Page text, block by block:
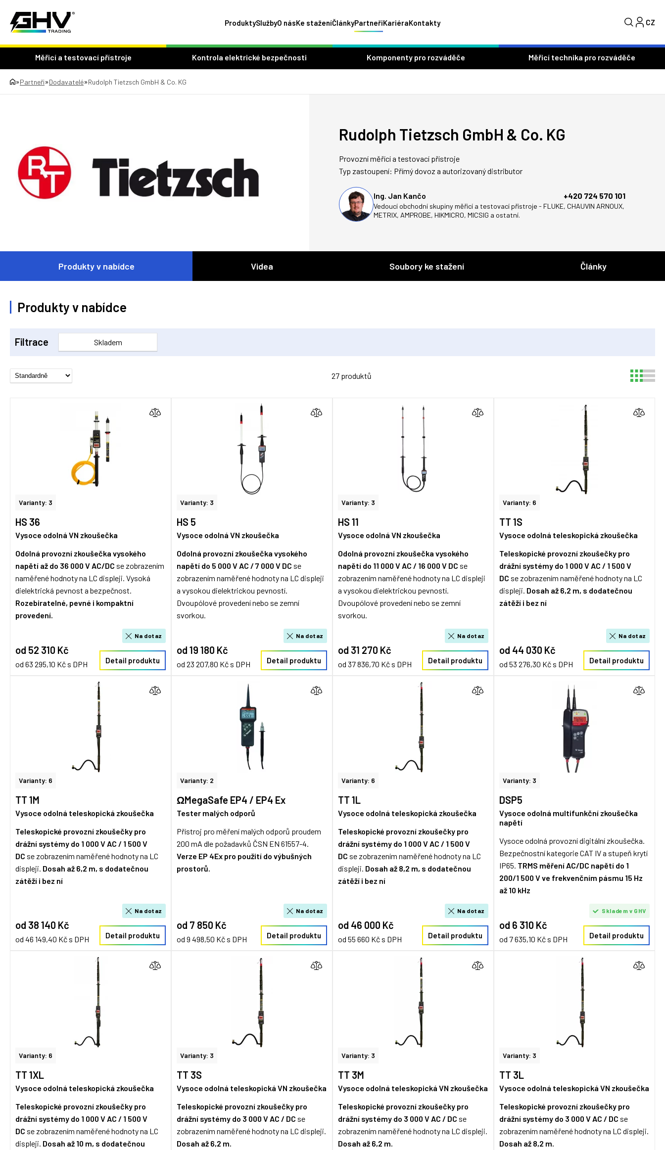
ProduktySlužbyO násKe staženíČlánkyPartneřiKariéraKontakty CZ
Měřicí a testovací přístroje Kontrola elektrické bezpečnosti Komponenty pro rozváděče Měřicí technika pro rozváděče
»Partneři»Dodavatelé»Rudolph Tietzsch GmbH & Co. KG
Rudolph Tietzsch GmbH & Co. KG
Provozní měřící a testovací přístroje
Typ zastoupení: Přímý dovoz a autorizovaný distributor
Ing. Jan Kančo +420 724 570 101
Vedoucí obchodní skupiny měřicí a testovací přístroje - FLUKE, CHAUVIN ARNOUX,
METRIX, AMPROBE, HIKMICRO, MICSIG a ostatní.
Produkty v nabídce Videa Soubory ke stažení Články
Produkty v nabídce
Filtrace Skladem
27 produktů
Varianty: 3
HS 36
Vysoce odolná VN zkoušečka
Odolná provozní zkoušečka vysokého
napětí až do 36 000 V AC/DC se zobrazením
naměřené hodnoty na LC displeji. Vysoká
dielektrická pevnost a bezpečnost.
Rozebiratelné, pevné i kompaktní
provedení.
od 52 310 Kč
od 63 295,10 Kč s DPH
Na dotaz
Detail produktu
Varianty: 3
HS 5
Vysoce odolná VN zkoušečka
Odolná provozní zkoušečka vysokého
napětí do 5 000 V AC / 7 000 V DC se
zobrazením naměřené hodnoty na LC displeji
a vysokou dielektrickou pevností.
Dvoupólové provedení nebo se zemní
svorkou.
od 19 180 Kč
od 23 207,80 Kč s DPH
Na dotaz
Detail produktu
Varianty: 3
HS 11
Vysoce odolná VN zkoušečka
Odolná provozní zkoušečka vysokého
napětí do 11 000 V AC / 16 000 V DC se
zobrazením naměřené hodnoty na LC displeji
a vysokou dielektrickou pevností.
Dvoupólové provedení nebo se zemní
svorkou.
od 31 270 Kč
od 37 836,70 Kč s DPH
Na dotaz
Detail produktu
Varianty: 6
TT 1S
Vysoce odolná teleskopická zkoušečka
Teleskopické provozní zkoušečky pro
drážní systémy do 1 000 V AC / 1 500 V
DC se zobrazením naměřené hodnoty na LC
displeji. Dosah až 6,2 m, s dodatečnou
zátěží i bez ní
od 44 030 Kč
od 53 276,30 Kč s DPH
Na dotaz
Detail produktu
Varianty: 6
TT 1M
Vysoce odolná teleskopická zkoušečka
Teleskopické provozní zkoušečky pro
drážní systémy do 1 000 V AC / 1 500 V
DC se zobrazením naměřené hodnoty na LC
displeji. Dosah až 6,2 m, s dodatečnou
zátěží i bez ní
od 38 140 Kč
od 46 149,40 Kč s DPH
Na dotaz
Detail produktu
Varianty: 2
ΩMegaSafe EP4 / EP4 Ex
Tester malých odporů
Přístroj pro měření malých odporů proudem
200 mA dle požadavků ČSN EN 61557-4.
Verze EP 4Ex pro použití do výbušných
prostorů.
od 7 850 Kč
od 9 498,50 Kč s DPH
Na dotaz
Detail produktu
Varianty: 6
TT 1L
Vysoce odolná teleskopická zkoušečka
Teleskopické provozní zkoušečky pro
drážní systémy do 1 000 V AC / 1 500 V
DC se zobrazením naměřené hodnoty na LC
displeji. Dosah až 8,2 m, s dodatečnou
zátěží i bez ní
od 46 000 Kč
od 55 660 Kč s DPH
Na dotaz
Detail produktu
Varianty: 3
DSP5
Vysoce odolná multifunkční zkoušečka
napětí
Vysoce odolná provozní digitální zkoušečka.
Bezpečnostní kategorie CAT IV a stupeň krytí
IP65. TRMS měření AC/DC napětí do 1
200/1 500 V ve frekvenčním pásmu 15 Hz
až 10 kHz
od 6 310 Kč
od 7 635,10 Kč s DPH
Skladem v GHV
Detail produktu
Varianty: 6
TT 1XL
Vysoce odolná teleskopická zkoušečka
Teleskopické provozní zkoušečky pro
drážní systémy do 1 000 V AC / 1 500 V
DC se zobrazením naměřené hodnoty na LC
displeji. Dosah až 10 m, s dodatečnou
Varianty: 3
TT 3S
Vysoce odolná teleskopická VN zkoušečka
Teleskopické provozní zkoušečky pro
drážní systémy do 3 000 V AC / DC se
zobrazením naměřené hodnoty na LC displeji.
Dosah až 6,2 m.
Varianty: 3
TT 3M
Vysoce odolná teleskopická VN zkoušečka
Teleskopické provozní zkoušečky pro
drážní systémy do 3 000 V AC / DC se
zobrazením naměřené hodnoty na LC displeji.
Dosah až 6,2 m.
Varianty: 3
TT 3L
Vysoce odolná teleskopická VN zkoušečka
Teleskopické provozní zkoušečky pro
drážní systémy do 3 000 V AC / DC se
zobrazením naměřené hodnoty na LC displeji.
Dosah až 8,2 m.